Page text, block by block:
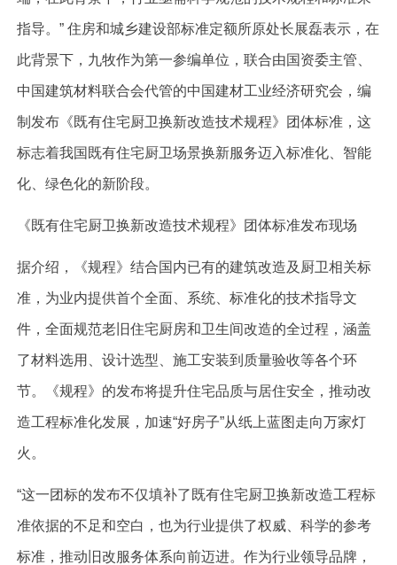
指导。” 住房和城乡建设部标准定额所原处长展磊表示，在
此背景下，九牧作为第一参编单位，联合由国资委主管、
中国建筑材料联合会代管的中国建材工业经济研究会，编
制发布《既有住宅厨卫换新改造技术规程》团体标准，这
标志着我国既有住宅厨卫场景换新服务迈入标准化、智能
化、绿色化的新阶段。
《既有住宅厨卫换新改造技术规程》团体标准发布现场
据介绍，《规程》结合国内已有的建筑改造及厨卫相关标
准，为业内提供首个全面、系统、标准化的技术指导文
件，全面规范老旧住宅厨房和卫生间改造的全过程，涵盖
了材料选用、设计选型、施工安装到质量验收等各个环
节。《规程》的发布将提升住宅品质与居住安全，推动改
造工程标准化发展，加速“好房子”从纸上蓝图走向万家灯
火。
“这一团标的发布不仅填补了既有住宅厨卫换新改造工程标
准依据的不足和空白，也为行业提供了权威、科学的参考
标准，推动旧改服务体系向前迈进。作为行业领导品牌，